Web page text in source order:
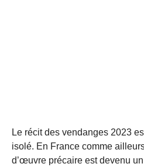
Le récit des vendanges 2023
isolé. En France comme
d’œuvre précaire est devenu